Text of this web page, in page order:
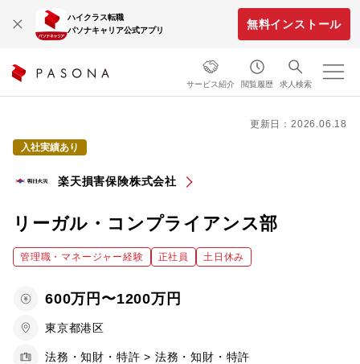
ハイクラス転職
パソナキャリア公式アプリ
無料インストール
サービス紹介 閲覧履歴 求人検索
更新日：2026.06.18
入社実績あり
楽天損害保険株式会社
リーガル・コンプライアンス部
管理職・マネージャー経験 正社員 土日休み
600万円〜1200万円
東京都港区
法務・知財・特許 > 法務・知財・特許